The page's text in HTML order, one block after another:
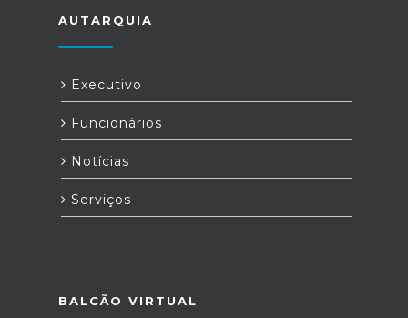
AUTARQUIA
Executivo
Funcionários
Notícias
Serviços
BALCÃO VIRTUAL